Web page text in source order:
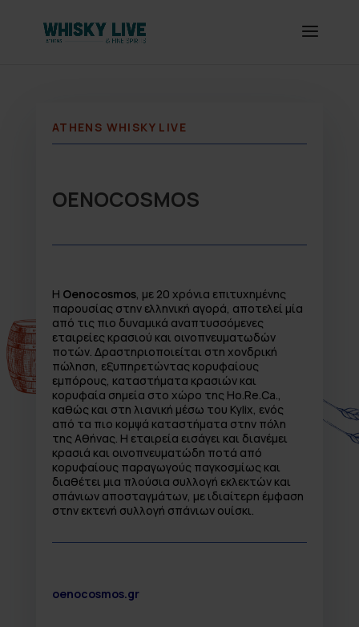
ATHENS WHISKY LIVE
OENOCOSMOS
Η Oenocosmos, με 20 χρόνια επιτυχημένης
παρουσίας στην ελληνική αγορά, αποτελεί μία
από τις πιο δυναμικά αναπτυσσόμενες
εταιρείες κρασιού και οινοπνευματωδών
ποτών. Δραστηριοποιείται στη χονδρική
πώληση, εξυπηρετώντας κορυφαίους
εμπόρους, καταστήματα κρασιών και
κορυφαία σημεία στο χώρο της Ho.Re.Ca.,
καθώς και στη λιανική μέσω του Kylix, ενός
από τα πιο κομψά καταστήματα στην πόλη
της Αθήνας. Η εταιρεία εισάγει και διανέμει
κρασιά και οινοπνευματώδη ποτά από
κορυφαίους παραγωγούς παγκοσμίως και
διαθέτει μια πλούσια συλλογή εκλεκτών και
σπάνιων αποσταγμάτων, με ιδιαίτερη έμφαση
στην εκτενή συλλογή σπάνιων ουίσκι.
oenocosmos.gr